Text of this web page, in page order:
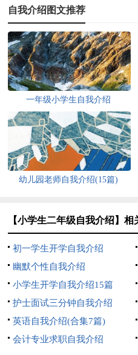
自我介绍图文推荐
一年级小学生自我介绍
幼儿园老师自我介绍(15篇)
【小学生二年级自我介绍】相
初一学生开学自我介绍
幽默个性自我介绍
小学生开学自我介绍15篇
护士面试三分钟自我介绍
英语自我介绍(合集7篇)
会计专业求职自我介绍